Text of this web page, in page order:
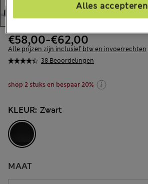
38 Beoordelingen
€58,00-€62,00
Alle prijzen zijn inclusief btw en invoerrechten
shop 2 stuks en bespaar 20%
KLEUR: Zwart
MAAT
Alles accepteren